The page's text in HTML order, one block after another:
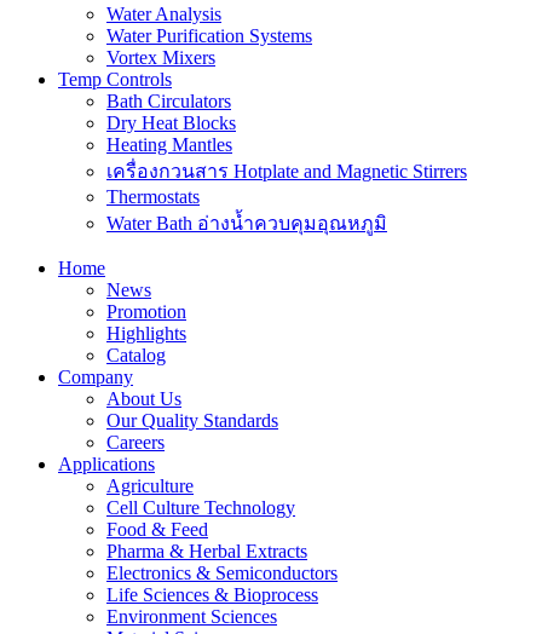
Water Analysis
Water Purification Systems
Vortex Mixers
Temp Controls
Bath Circulators
Dry Heat Blocks
Heating Mantles
เครื่องกวนสาร Hotplate and Magnetic Stirrers
Thermostats
Water Bath อ่างน้ำควบคุมอุณหภูมิ
Home
News
Promotion
Highlights
Catalog
Company
About Us
Our Quality Standards
Careers
Applications
Agriculture
Cell Culture Technology
Food & Feed
Pharma & Herbal Extracts
Electronics & Semiconductors
Life Sciences & Bioprocess
Environment Sciences